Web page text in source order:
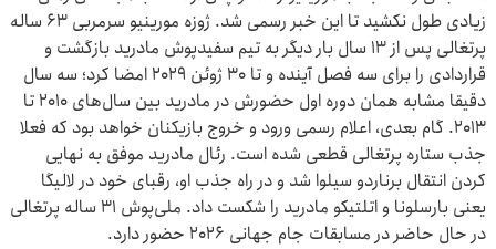
زیادی طول نکشید تا این خبر رسمی شد. ژوزه مورینیو سرمربی ۶۳ ساله
پرتغالی پس از ۱۳ سال بار دیگر به تیم سفیدپوش مادرید بازگشت و
قراردادی را برای سه فصل آینده و تا ۳۰ ژوئن ۲۰۲۹ امضا کرد؛ سه سال
دقیقا مشابه همان دوره اول حضورش در مادرید بین سال‌های ۲۰۱۰ تا
۲۰۱۳. گام بعدی، اعلام رسمی ورود و خروج بازیکنان خواهد بود که فعلا
جذب ستاره پرتغالی قطعی شده است. رئال مادرید موفق به نهایی
کردن انتقال برناردو سیلوا شد و در راه جذب او، رقبای خود در لالیگا
یعنی بارسلونا و اتلتیکو مادرید را شکست داد. ملی‌پوش ۳۱ ساله پرتغالی
در حال حاضر در مسابقات جام جهانی ۲۰۲۶ حضور دارد.